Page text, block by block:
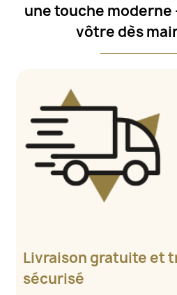
une touche moderne
vôtre dès
Livraison gratuite et
sécurisé